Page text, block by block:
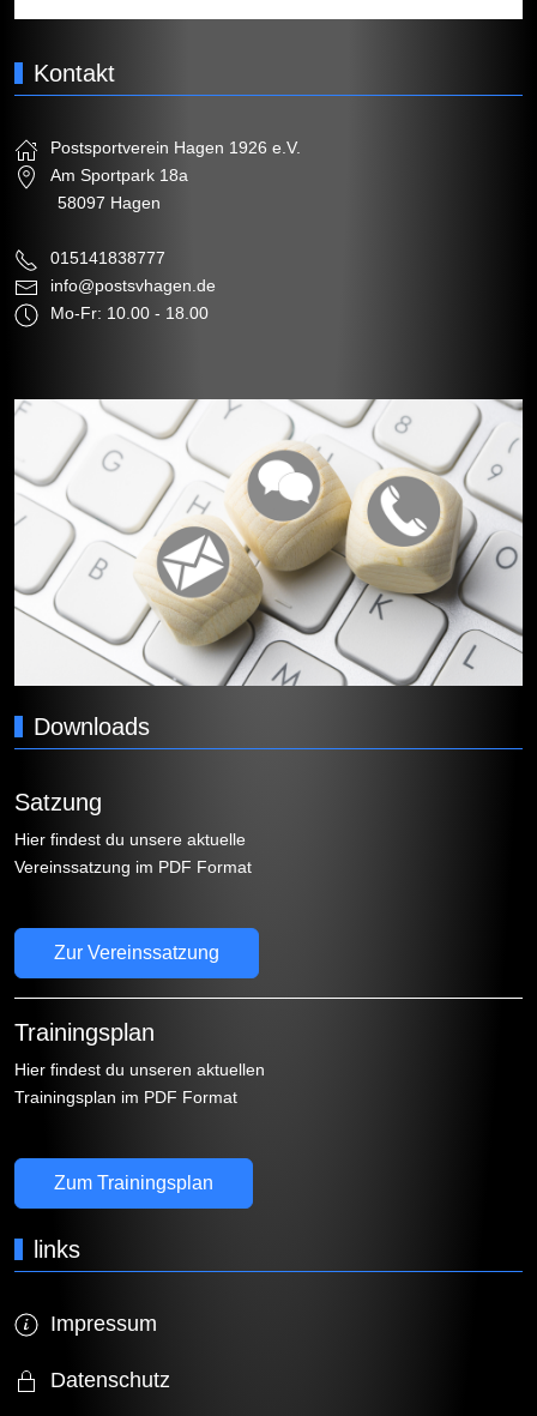
Kontakt
Postsportverein Hagen 1926 e.V.
Am Sportpark 18a
58097 Hagen
015141838777
info@postsvhagen.de
Mo-Fr: 10.00 - 18.00
Downloads
Satzung
Hier findest du unsere aktuelle
Vereinssatzung im PDF Format
Zur Vereinssatzung
Trainingsplan
Hier findest du unseren aktuellen
Trainingsplan im PDF Format
Zum Trainingsplan
links
Impressum
Datenschutz